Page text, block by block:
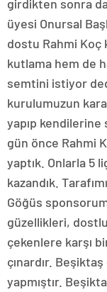
girdikten sonra
üyesi Onursal
dostu Rahmi
kutlama hem de
semtini istiyor
kurulumuzun
yapıp
gün önce Rahmi
yaptık. Onlarla 5
kazandık.
Göğüs
güzellikleri,
çekenlere karşı
çınardır.
yapmıştır.